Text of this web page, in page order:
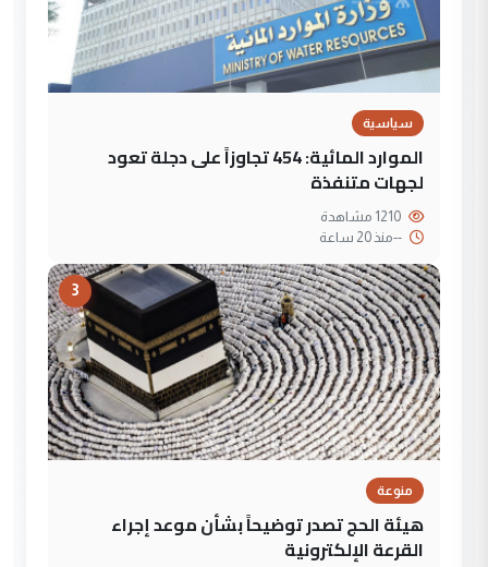
سياسية
الموارد المائية: 454 تجاوزاً على دجلة تعود
لجهات متنفذة
--منذ 20 ساعة
3
منوعة
هيئة الحج تصدر توضيحاً بشأن موعد إجراء
القرعة الإلكترونية